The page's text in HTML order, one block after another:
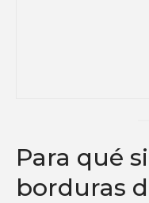
Para qué
borduras